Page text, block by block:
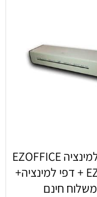
מכונת למינציה EZOFFICE
EZL4-11 + דפי למינציה+
משלוח חינם